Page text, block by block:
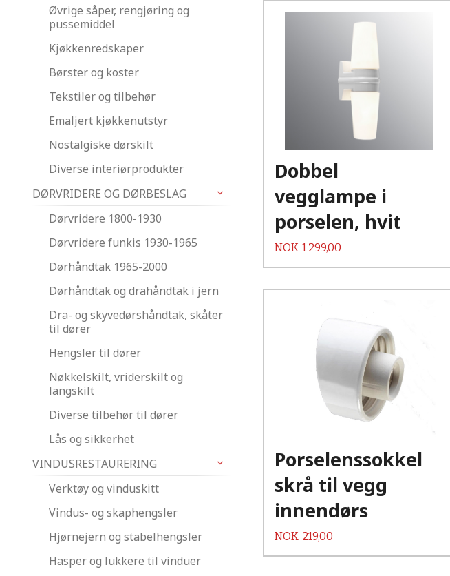
Øvrige såper, rengjøring og
pussemiddel
Kjøkkenredskaper
Børster og koster
Tekstiler og tilbehør
Emaljert kjøkkenutstyr
Nostalgiske dørskilt
Diverse interiørprodukter
DØRVRIDERE OG DØRBESLAG
Dørvridere 1800-1930
Dørvridere funkis 1930-1965
Dørhåndtak 1965-2000
Dørhåndtak og drahåndtak i jern
Dra- og skyvedørshåndtak, skåter
til dører
Hengsler til dører
Nøkkelskilt, vriderskilt og
langskilt
Diverse tilbehør til dører
Lås og sikkerhet
VINDUSRESTAURERING
Verktøy og vinduskitt
Vindus- og skaphengsler
Hjørnejern og stabelhengsler
Hasper og lukkere til vinduer
Dobbel
vegglampe i
porselen, hvit
Pris
NOK 1 299,00
Kjøp
Les mer
Porselenssokkel
skrå til vegg
innendørs
Pris
NOK 219,00
Kjøp
Les mer